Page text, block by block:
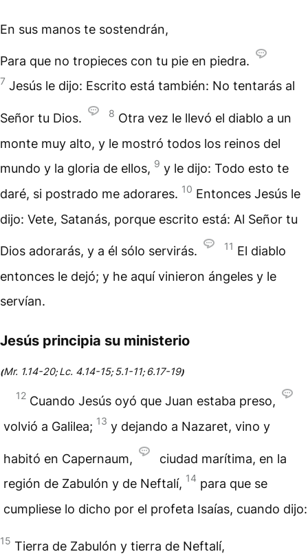
En sus manos te sostendrán,
Para que no tropieces con tu pie en piedra.
7 Jesús le dijo: Escrito está también: No tentarás al
Señor tu Dios. 8 Otra vez le llevó el diablo a un
monte muy alto, y le mostró todos los reinos del
mundo y la gloria de ellos, 9 y le dijo: Todo esto te
daré, si postrado me adorares. 10 Entonces Jesús le
dijo: Vete, Satanás, porque escrito está: Al Señor tu
Dios adorarás, y a él sólo servirás. 11 El diablo
entonces le dejó; y he aquí vinieron ángeles y le
servían.
Jesús principia su ministerio
(Mr. 1.14-20;Lc. 4.14-15;5.1-11;6.17-19)
12 Cuando Jesús oyó que Juan estaba preso,
volvió a Galilea; 13 y dejando a Nazaret, vino y
habitó en Capernaum,
ciudad marítima, en la
región de Zabulón y de Neftalí, 14 para que se
cumpliese lo dicho por el profeta Isaías, cuando dijo:
15 Tierra de Zabulón y tierra de Neftalí,